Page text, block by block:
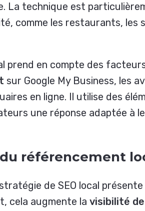
La technique est
comme les restaurants, les
prend en compte des
sur Google My Business, les
en ligne. Il utilise des
une réponse adaptée à
référencement
de SEO local
cela augmente lavisibilité